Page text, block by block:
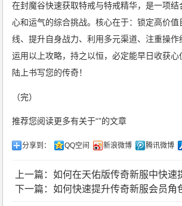
在封魔谷快速获取特戒与特戒精华，是一项
心和运气的综合挑战。核心在于：锁定高价
线、提升自身战力、利用多元渠道、注重操
运用以上攻略，持之以恒，必定能早日收获
陆上书写您的传奇！
（完）
推荐您阅读更多有关于“”的文章
分享到： QQ空间 新浪微博 腾讯微博
上一篇：如何在天佑版传奇新服中快速
下一篇：如何快速提升传奇新服会员角